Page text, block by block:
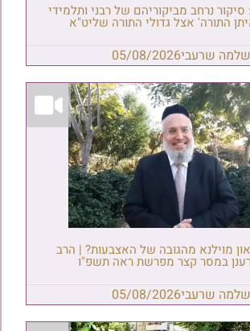
סיקור נרחב מביקוריהם של רבני ותלמידי
התורה' אצל גדולי התורה שליט"א
שלמה שרעבי05/08/2026
מוילנא מהגובה של האצבעות? | הרב
במסר קצר מפרשת ראה תשפ"ו
שלמה שרעבי05/08/2026